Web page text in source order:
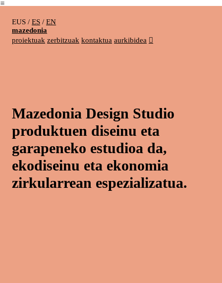
︎
EUS /ES /EN
mazedonia
proiektuak zerbitzuak kontaktua aurkibidea ︎
Mazedonia Design Studio
produktuen diseinu eta
garapeneko estudioa da,
ekodiseinu eta ekonomia
zirkularrean espezializatua.